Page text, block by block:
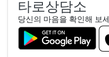
타로상담소
당신의 마음을 확인해 보